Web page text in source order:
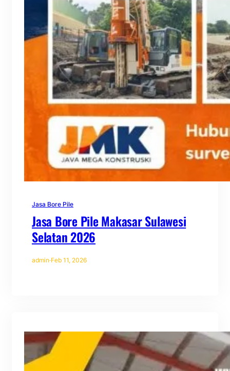
Jasa Bore Pile
Jasa Bore Pile Makasar Sulawesi
Selatan 2026
admin·Feb 11, 2026